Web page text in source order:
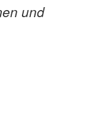
und